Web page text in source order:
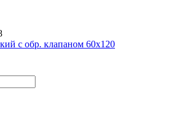
с обр. клапаном 60х120